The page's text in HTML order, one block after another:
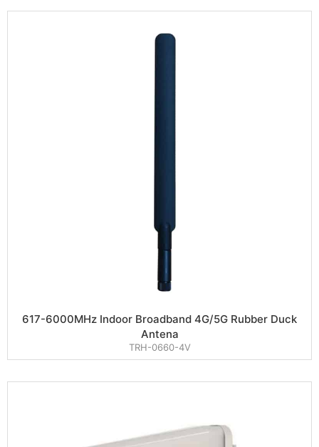
617-6000MHz Indoor Broadband 4G/5G Rubber Duck
Antena
TRH-0660-4V